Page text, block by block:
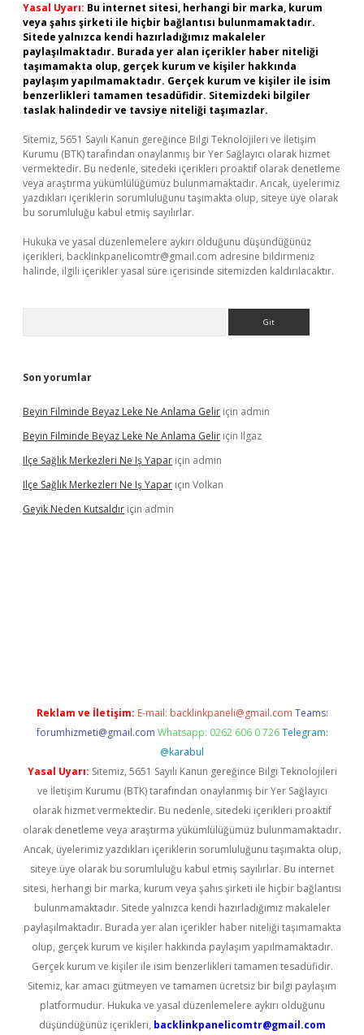
Yasal Uyarı: Bu internet sitesi, herhangi bir marka, kurum
veya şahıs şirketi ile hiçbir bağlantısı bulunmamaktadır.
Sitede yalnızca kendi hazırladığımız makaleler
paylaşılmaktadır. Burada yer alan içerikler haber niteliği
taşımamakta olup, gerçek kurum ve kişiler hakkında
paylaşım yapılmamaktadır. Gerçek kurum ve kişiler ile isim
benzerlikleri tamamen tesadüfidir. Sitemizdeki bilgiler
taslak halindedir ve tavsiye niteliği taşımazlar.
Sitemiz, 5651 Sayılı Kanun gereğince Bilgi Teknolojileri ve İletişim
Kurumu (BTK) tarafından onaylanmış bir Yer Sağlayıcı olarak hizmet
vermektedir. Bu nedenle, sitedeki içerikleri proaktif olarak denetleme
veya araştırma yükümlülüğümüz bulunmamaktadır. Ancak, üyelerimiz
yazdıkları içeriklerin sorumluluğunu taşımakta olup, siteye üye olarak
bu sorumluluğu kabul etmiş sayılırlar.
Hukuka ve yasal düzenlemelere aykırı olduğunu düşündüğünüz
içerikleri, backlinkpanelicomtr@gmail.com adresine bildirmeniz
halinde, ilgili içerikler yasal süre içerisinde sitemizden kaldırılacaktır.
Son yorumlar
Beyin Filminde Beyaz Leke Ne Anlama Gelir için admin
Beyin Filminde Beyaz Leke Ne Anlama Gelir için Ilgaz
Ilçe Sağlık Merkezleri Ne Iş Yapar için admin
Ilçe Sağlık Merkezleri Ne Iş Yapar için Volkan
Geyik Neden Kutsaldır için admin
Reklam ve İletişim: E-mail: backlinkpaneli@gmail.com Teams:
forumhizmeti@gmail.com Whatsapp: 0262 606 0 726 Telegram:
@karabul
Yasal Uyarı: Sitemiz, 5651 Sayılı Kanun gereğince Bilgi Teknolojileri
ve İletişim Kurumu (BTK) tarafından onaylanmış bir Yer Sağlayıcı
olarak hizmet vermektedir. Bu nedenle, sitedeki içerikleri proaktif
olarak denetleme veya araştırma yükümlülüğümüz bulunmamaktadır.
Ancak, üyelerimiz yazdıkları içeriklerin sorumluluğunu taşımakta olup,
siteye üye olarak bu sorumluluğu kabul etmiş sayılırlar. Bu internet
sitesi, herhangi bir marka, kurum veya şahıs şirketi ile hiçbir bağlantısı
bulunmamaktadır. Sitede yalnızca kendi hazırladığımız makaleler
paylaşılmaktadır. Burada yer alan içerikler haber niteliği taşımamakta
olup, gerçek kurum ve kişiler hakkında paylaşım yapılmamaktadır.
Gerçek kurum ve kişiler ile isim benzerlikleri tamamen tesadüfidir.
Sitemiz, kar amacı gütmeyen ve tamamen ücretsiz bir bilgi paylaşım
platformudur. Hukuka ve yasal düzenlemelere aykırı olduğunu
düşündüğünüz içerikleri, backlinkpanelicomtr@gmail.com